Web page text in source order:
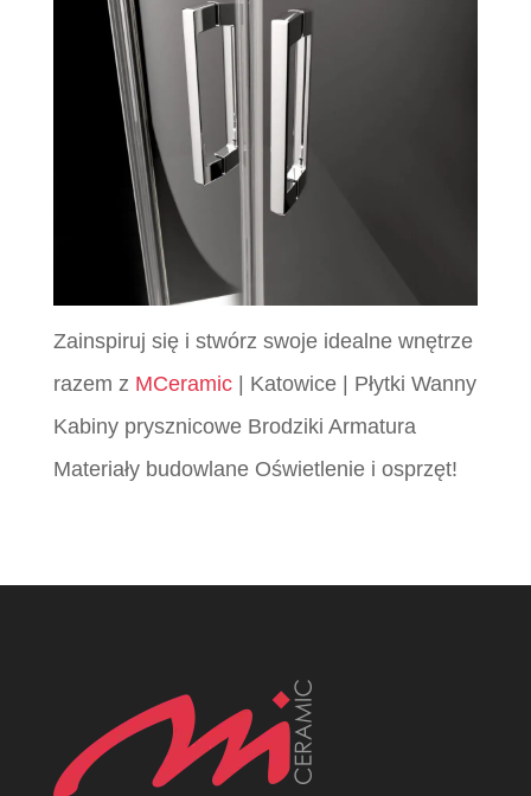
Zainspiruj się i stwórz swoje idealne wnętrze
razem z MCeramic| Katowice | Płytki Wanny
Kabiny prysznicowe Brodziki Armatura
Materiały budowlane Oświetlenie i osprzęt!